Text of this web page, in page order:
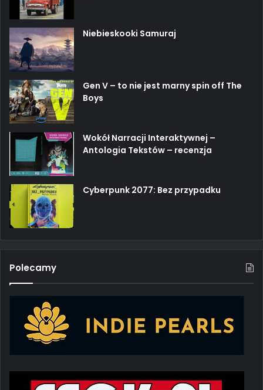
Niebieskooki Samuraj
Gen V – to nie jest marny spin off The
Boys
Wokół Narracji Interaktywnej –
Antologia Tekstów – recenzja
Cyberpunk 2077: Bez przypadku
Polecamy